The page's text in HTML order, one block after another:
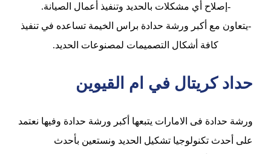
-إصلاح أي مشكلات بالحديد وتنفيذ أعمال الصيانة.
-يتعاون مع أكبر ورشة حدادة براس الخيمة تساعده في تنفيذ
كافة أشكال التصميمات لمصنوعات الحديد.
حداد كريتال في ام القيوين
ورشة حدادة فى الامارات يتبعها أكبر ورشة حدادة وفيها نعتمد
على أحدث تكنولوجيا تشكيل الحديد ونستعين بأحدث